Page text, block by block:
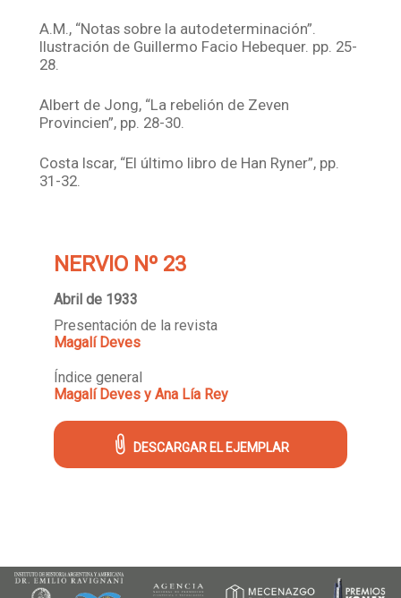
A.M., “Notas sobre la autodeterminación”.
Ilustración de Guillermo Facio Hebequer. pp. 25-
28.
Albert de Jong, “La rebelión de Zeven
Provincien”, pp. 28-30.
Costa Iscar, “El último libro de Han Ryner”, pp.
31-32.
NERVIO Nº 23
Abril de 1933
Presentación de la revista
Magalí Deves
Índice general
Magalí Deves y Ana Lía Rey
DESCARGAR EL EJEMPLAR